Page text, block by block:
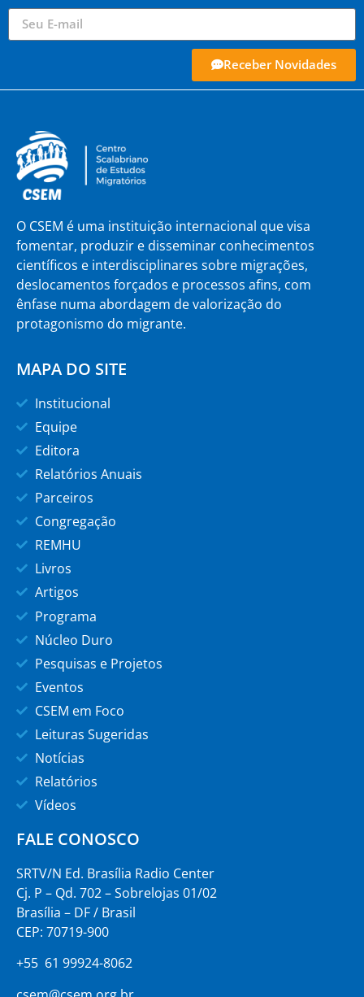
Receber Novidades
O CSEM é uma instituição internacional que visa
fomentar, produzir e disseminar conhecimentos
científicos e interdisciplinares sobre migrações,
deslocamentos forçados e processos afins, com
ênfase numa abordagem de valorização do
protagonismo do migrante.
MAPA DO SITE
Institucional
Equipe
Editora
Relatórios Anuais
Parceiros
Congregação
REMHU
Livros
Artigos
Programa
Núcleo Duro
Pesquisas e Projetos
Eventos
CSEM em Foco
Leituras Sugeridas
Notícias
Relatórios
Vídeos
FALE CONOSCO
SRTV/N Ed. Brasília Radio Center
Cj. P – Qd. 702 – Sobrelojas 01/02
Brasília – DF / Brasil
CEP: 70719-900
+55 61 99924-8062